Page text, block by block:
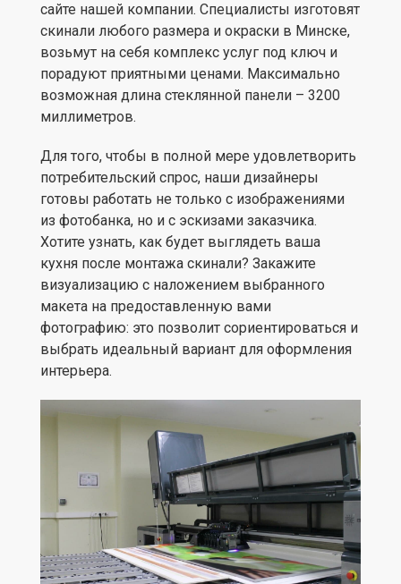
сайте нашей компании. Специалисты изготовят
скинали любого размера и окраски в Минске,
возьмут на себя комплекс услуг под ключ и
порадуют приятными ценами. Максимально
возможная длина стеклянной панели – 3200
миллиметров.
Для того, чтобы в полной мере удовлетворить
потребительский спрос, наши дизайнеры
готовы работать не только с изображениями
из фотобанка, но и с эскизами заказчика.
Хотите узнать, как будет выглядеть ваша
кухня после монтажа скинали? Закажите
визуализацию с наложением выбранного
макета на предоставленную вами
фотографию: это позволит сориентироваться и
выбрать идеальный вариант для оформления
интерьера.